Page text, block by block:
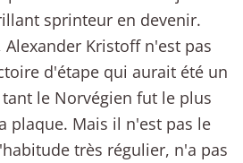
sprinteur en devenir.
Alexander Kristoff n'est pas
d'étape qui aurait été un
le Norvégien fut le plus
plaque. Mais il n'est pas le
très régulier, n'a pas